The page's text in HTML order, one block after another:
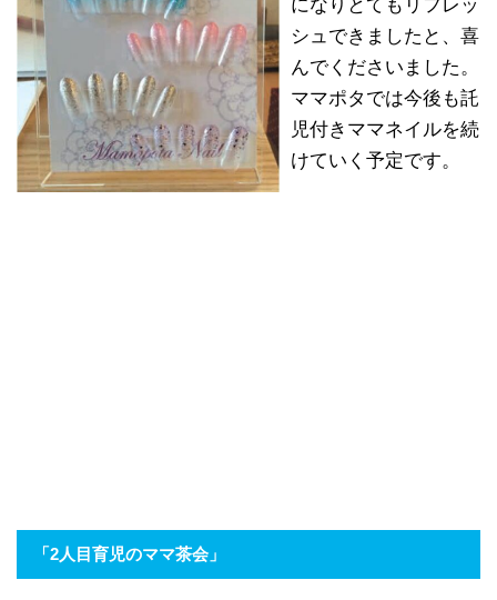
になりとてもリフレッ
シュできましたと、喜
んでくださいました。
ママポタでは今後も託
児付きママネイルを続
けていく予定です。
「2人目育児のママ茶会」